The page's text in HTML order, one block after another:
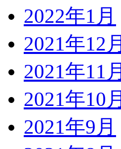
2022年1月
2021年12月
2021年11月
2021年10月
2021年9月